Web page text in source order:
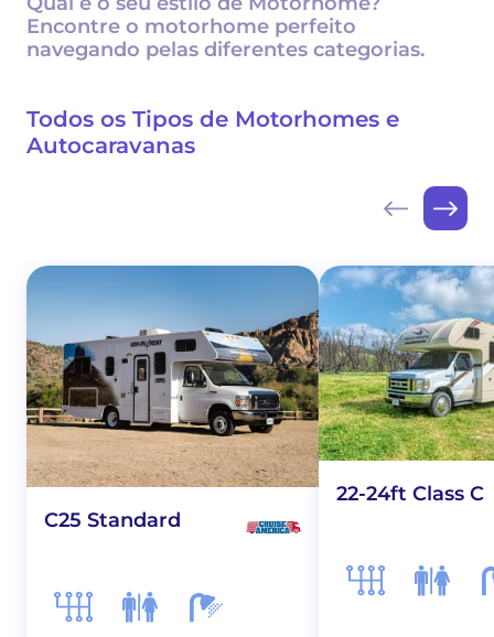
Encontre o motorhome perfeito
navegando pelas diferentes categorias.
Todos os Tipos de Motorhomes e
Autocaravanas
C25 Standard
22-24ft Class C